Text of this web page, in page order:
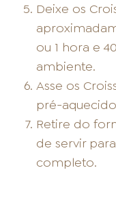
Deixe os
ou 1 hora e
ambiente.
Asse os
pré-aquecido
Retire do
de servir
completo.